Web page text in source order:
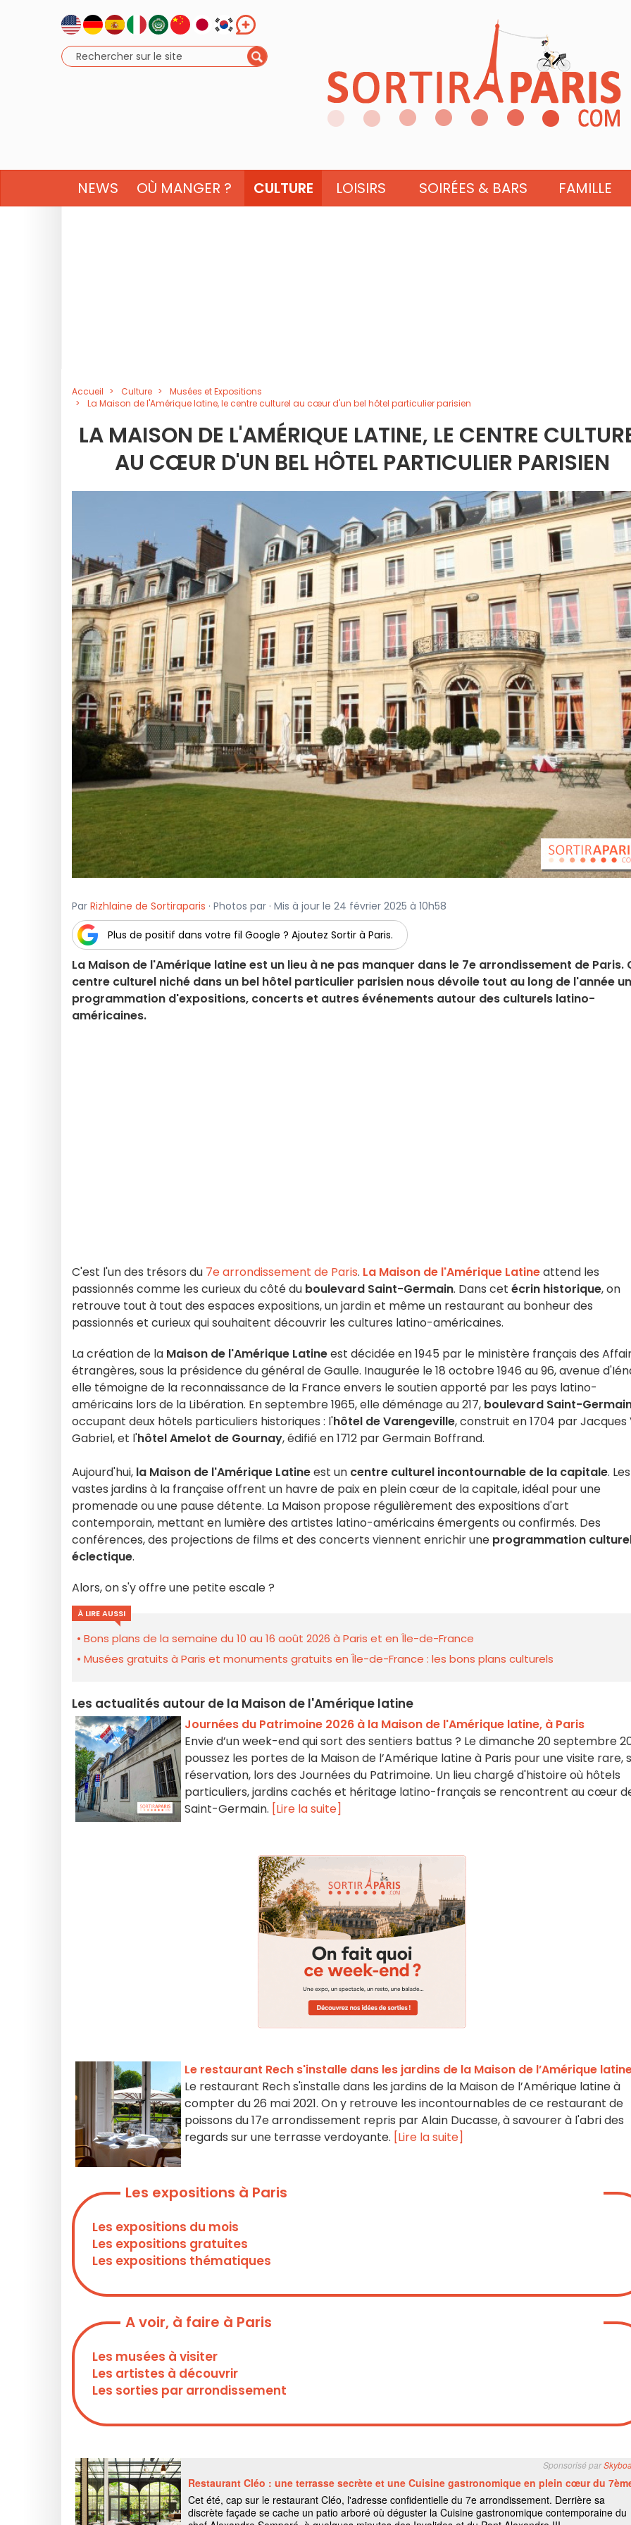
NEWS OÙ MANGER ? CULTURE LOISIRS SOIRÉES & BARS FAMILLE
Accueil Culture
Musées et Expositions
La Maison de l'Amérique latine, le centre culturel au cœur d'un bel hôtel particulier parisien
LA MAISON DE L'AMÉRIQUE LATINE, LE CENTRE
AU CŒUR D'UN BEL HÔTEL PARTICULIER PARISIEN
Par Rizhlaine de Sortiraparis · Photos par · Mis à jour le 24 février 2025 à 10h58
Plus de positif dans votre fil Google ? Ajoutez Sortir à Paris.
La Maison de l'Amérique latine est un lieu à ne pas manquer dans le 7e arrondissement de Paris.
centre culturel niché dans un bel hôtel particulier parisien nous dévoile tout au long de l'année
programmation d'expositions, concerts et autres événements autour des culturels latino-
américaines.
C'est l'un des trésors du 7e arrondissement de Paris. La Maison de l'Amérique Latineattend les
passionnés comme les curieux du côté du boulevard Saint-Germain. Dans cet écrin historique, on
retrouve tout à tout des espaces expositions, un jardin et même un restaurant au bonheur des
passionnés et curieux qui souhaitent découvrir les cultures latino-américaines.
La création de la Maison de l'Amérique Latineest décidée en 1945 par le ministère français des
étrangères, sous la présidence du général de Gaulle. Inaugurée le 18 octobre 1946 au 96, avenue
elle témoigne de la reconnaissance de la France envers le soutien apporté par les pays latino-
américains lors de la Libération. En septembre 1965, elle déménage au 217, boulevard Saint-
occupant deux hôtels particuliers historiques : l'hôtel de Varengeville, construit en 1704 par Jacques
Gabriel, et l'hôtel Amelot de Gournay, édifié en 1712 par Germain Boffrand.
Aujourd'hui, la Maison de l'Amérique Latineest un centre culturel incontournable de la capitale. Les
vastes jardins à la française offrent un havre de paix en plein cœur de la capitale, idéal pour une
promenade ou une pause détente. La Maison propose régulièrement des expositions d'art
contemporain, mettant en lumière des artistes latino-américains émergents ou confirmés. Des
conférences, des projections de films et des concerts viennent enrichir une programmation
éclectique.
Alors, on s'y offre une petite escale ?
À LIRE AUSSI
Bons plans de la semaine du 10 au 16 août 2026 à Paris et en Île-de-France
Musées gratuits à Paris et monuments gratuits en Île-de-France : les bons plans culturels
Les actualités autour de la Maison de l'Amérique latine
Journées du Patrimoine 2026 à la Maison de l'Amérique latine, à Paris
Envie d’un week-end qui sort des sentiers battus ? Le dimanche 20 septembre
poussez les portes de la Maison de l’Amérique latine à Paris pour une visite rare,
réservation, lors des Journées du Patrimoine. Un lieu chargé d'histoire où hôtels
particuliers, jardins cachés et héritage latino-français se rencontrent au cœur
Saint-Germain. [Lire la suite]
Le restaurant Rech s'installe dans les jardins de la Maison de l’Amérique
Le restaurant Rech s'installe dans les jardins de la Maison de l’Amérique latine à
compter du 26 mai 2021. On y retrouve les incontournables de ce restaurant de
poissons du 17e arrondissement repris par Alain Ducasse, à savourer à l'abri des
regards sur une terrasse verdoyante. [Lire la suite]
Les expositions à Paris
Les expositions du mois
Les expositions gratuites
Les expositions thématiques
A voir, à faire à Paris
Les musées à visiter
Les artistes à découvrir
Les sorties par arrondissement